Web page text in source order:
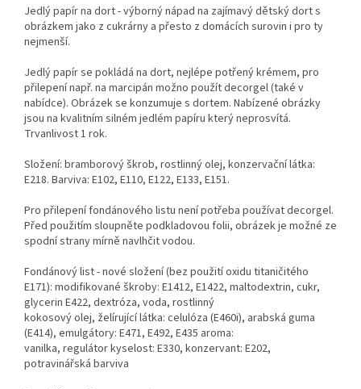
Jedlý papír na dort - výborný nápad na zajímavý dětský dort s
obrázkem jako z cukrárny a přesto z domácích surovin i pro ty
nejmenší.
Jedlý papír se pokládá na dort, nejlépe potřený krémem, pro
přilepení např. na marcipán možno použít decorgel (také v
nabídce). Obrázek se konzumuje s dortem. Nabízené obrázky
jsou na kvalitním silném jedlém papíru který neprosvítá.
Trvanlivost 1 rok.
Složení: bramborový škrob, rostlinný olej, konzervační látka:
E218. Barviva: E102, E110, E122, E133, E151.
Pro přilepení fondánového listu není potřeba používat decorgel.
Před použitím sloupněte podkladovou folii, obrázek je možné ze
spodní strany mírně navlhčit vodou.
Fondánový list - nové složení (bez použití oxidu titaničitého
E171): modifikované škroby: E1412, E1422, maltodextrin, cukr,
glycerin E422, dextróza, voda, rostlinný
kokosový olej, želírující látka: celulóza (E460i), arabská guma
(E414), emulgátory: E471, E492, E435 aroma:
vanilka, regulátor kyselost: E330, konzervant: E202,
potravinářská barviva